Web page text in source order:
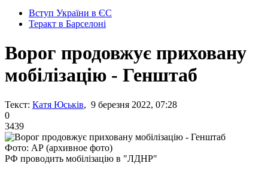
Вступ України в ЄС
Теракт в Барселоні
Ворог продовжує приховану
мобілізацію - Генштаб
Текст: Катя Юськів, 9 березня 2022, 07:28
0
3439
Фото: АР (архивное фото)
РФ проводить мобілізацію в "ЛДНР"